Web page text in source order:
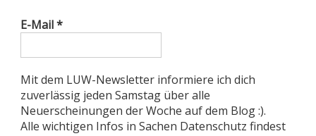
E-Mail*
Mit dem LUW-Newsletter informiere ich dich
zuverlässig jeden Samstag über alle
Neuerscheinungen der Woche auf dem Blog :).
Alle wichtigen Infos in Sachen Datenschutz findest